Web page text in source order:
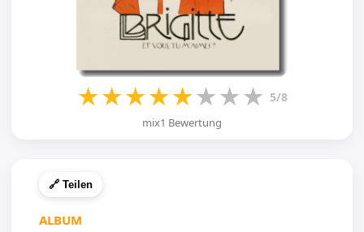
★★★★★★★★ 5/8
mix1 Bewertung
🔗 Teilen
ALBUM